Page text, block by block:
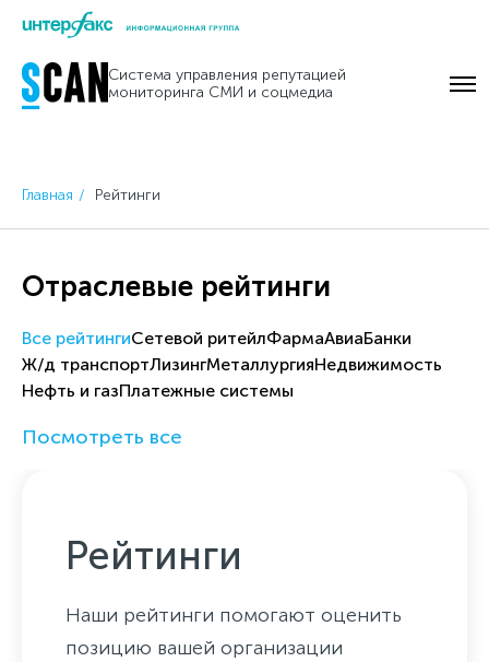
Skip
content
Система управления репутацией
мониторинга СМИ и соцмедиа
Главная Рейтинги
Отраслевые рейтинги
Все рейтингиCетевой ритейлФармаАвиаБанки
Ж/д транспортЛизингМеталлургияНедвижимость
Нефть и газПлатежные системы
Посмотреть все
Рейтинги
Наши рейтинги помогают оценить
позицию вашей организации